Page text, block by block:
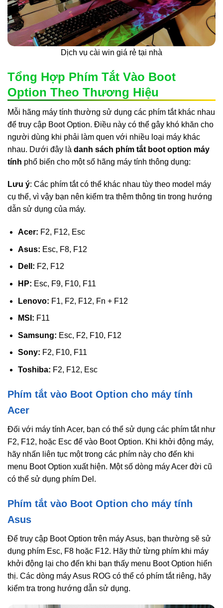
Dịch vụ cài win giá rẻ tại nhà
Tổng Hợp Phím Tắt Vào Boot
Option Theo Thương Hiệu
Mỗi hãng máy tính thường sử dụng các phím tắt khác nhau
để truy cập Boot Option. Điều này có thể gây khó khăn cho
người dùng khi phải làm quen với nhiều loại máy khác
nhau. Dưới đây là danh sách phím tắt boot option máy
tính phổ biến cho một số hãng máy tính thông dụng:
Lưu ý: Các phím tắt có thể khác nhau tùy theo model máy
cụ thể, vì vậy bạn nên kiểm tra thêm thông tin trong hướng
dẫn sử dụng của máy.
Acer: F2, F12, Esc
Asus: Esc, F8, F12
Dell: F2, F12
HP: Esc, F9, F10, F11
Lenovo: F1, F2, F12, Fn + F12
MSI: F11
Samsung: Esc, F2, F10, F12
Sony: F2, F10, F11
Toshiba: F2, F12, Esc
Phím tắt vào Boot Option cho máy tính
Acer
Đối với máy tính Acer, bạn có thể sử dụng các phím tắt như
F2, F12, hoặc Esc để vào Boot Option. Khi khởi động máy,
hãy nhấn liên tục một trong các phím này cho đến khi
menu Boot Option xuất hiện. Một số dòng máy Acer đời cũ
có thể sử dụng phím Del.
Phím tắt vào Boot Option cho máy tính
Asus
Để truy cập Boot Option trên máy Asus, bạn thường sẽ sử
dụng phím Esc, F8 hoặc F12. Hãy thử từng phím khi máy
khởi động lại cho đến khi bạn thấy menu Boot Option hiển
thị. Các dòng máy Asus ROG có thể có phím tắt riêng, hãy
kiểm tra trong hướng dẫn sử dụng.